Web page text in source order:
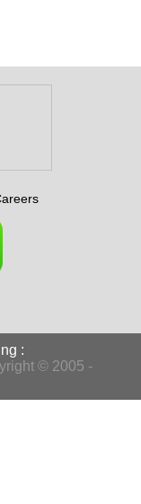
:
© 2005 -